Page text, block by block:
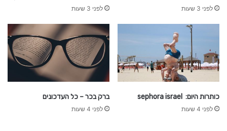
לפני 3 שעות לפני 3 שעות
כותרות היום: sephora israel
לפני 4 שעות
ברק בכר – כל העדכונים
לפני 4 שעות